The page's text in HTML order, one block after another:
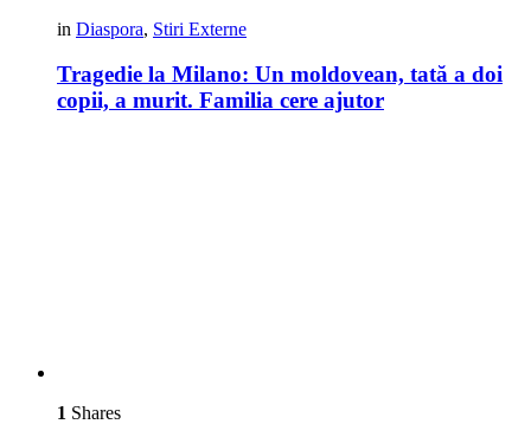
in Diaspora, Stiri Externe
Tragedie la Milano: Un moldovean, tată a doi
copii, a murit. Familia cere ajutor
1 Shares